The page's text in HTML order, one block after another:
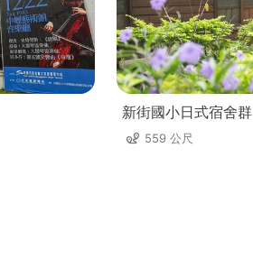
新街國小日式宿舍群
559 公尺